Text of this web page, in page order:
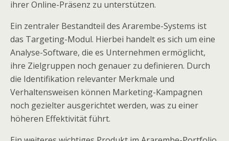
ihrer Online-Präsenz zu unterstützen.
Ein zentraler Bestandteil des Ararembe-Systems ist
das Targeting-Modul. Hierbei handelt es sich um eine
Analyse-Software, die es Unternehmen ermöglicht,
ihre Zielgruppen noch genauer zu definieren. Durch
die Identifikation relevanter Merkmale und
Verhaltensweisen können Marketing-Kampagnen
noch gezielter ausgerichtet werden, was zu einer
höheren Effektivität führt.